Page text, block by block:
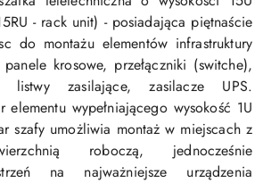
- rack unit) - posiadająca piętnaście
do montażu elementów infrastruktury
krosowe, przełączniki (switche),
listwy zasilające, zasilacze UPS.
elementu wypełniającego wysokość 1U
szafy umożliwia montaż w miejscach z
roboczą, jednocześnie
na najważniejsze urządzenia